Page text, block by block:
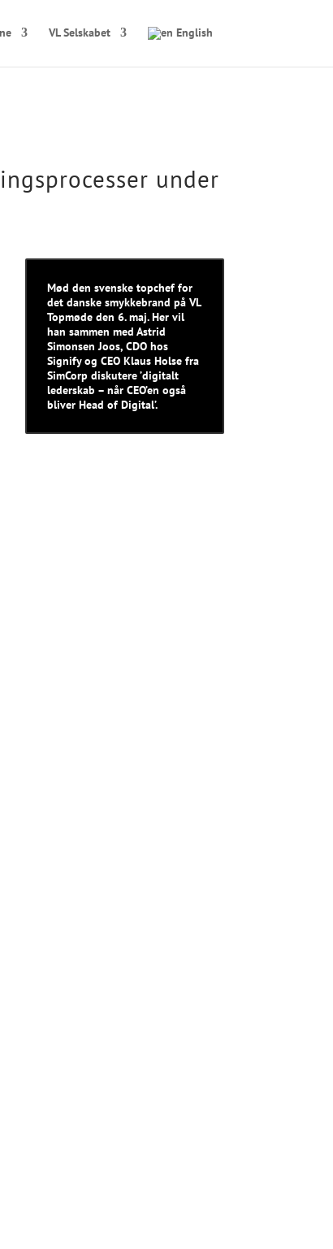
VL Selskabet English
under
Mød den svenske topchef for
det danske smykkebrand på VL
Topmøde den 6. maj. Her vil
han sammen med Astrid
Simonsen Joos, CDO hos
Signify og CEO Klaus Holse fra
SimCorp diskutere ’digitalt
lederskab – når CEO’en også
bliver Head of Digital’.